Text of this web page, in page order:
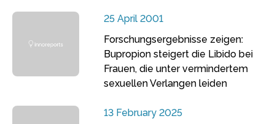
25 April 2001
Forschungsergebnisse zeigen:
Bupropion steigert die Libido bei
Frauen, die unter vermindertem
sexuellen Verlangen leiden
13 February 2025